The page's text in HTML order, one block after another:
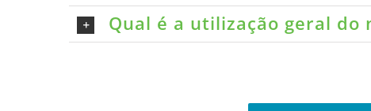
Qual é a utilização geral do